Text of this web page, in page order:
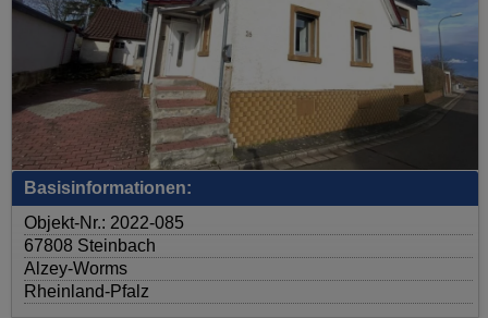
Basisinformationen:
Objekt-Nr.: 2022-085
67808 Steinbach
Alzey-Worms
Rheinland-Pfalz